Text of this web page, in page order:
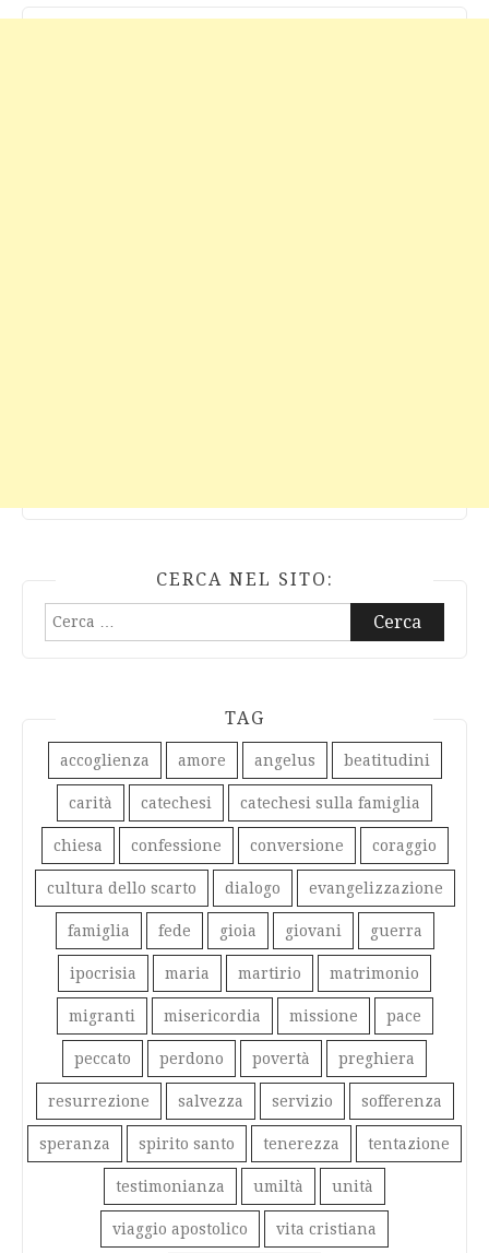
CERCA NEL SITO:
Ricerca
per:
TAG
accoglienza amore angelus beatitudini
carità catechesi catechesi sulla famiglia
chiesa confessione conversione coraggio
cultura dello scarto dialogo evangelizzazione
famiglia fede gioia giovani guerra
ipocrisia maria martirio matrimonio
migranti misericordia missione pace
peccato perdono povertà preghiera
resurrezione salvezza servizio sofferenza
speranza spirito santo tenerezza tentazione
testimonianza umiltà unità
viaggio apostolico vita cristiana